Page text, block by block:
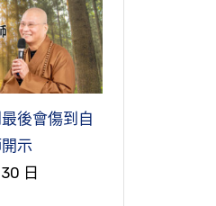
後會傷到自
示
日